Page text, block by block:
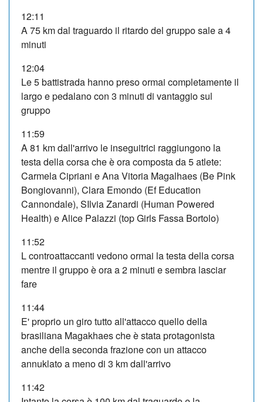
12:11
A 75 km dal traguardo il ritardo del gruppo sale a 4
minuti
12:04
Le 5 battistrada hanno preso ormai completamente il
largo e pedalano con 3 minuti di vantaggio sul
gruppo
11:59
A 81 km dall'arrivo le inseguitrici raggiungono la
testa della corsa che è ora composta da 5 atlete:
Carmela Cipriani e Ana Vitoria Magalhaes (Be Pink
Bongiovanni), Clara Emondo (Ef Education
Cannondale), SIlvia Zanardi (Human Powered
Health) e Alice Palazzi (top Girls Fassa Bortolo)
11:52
L controattaccanti vedono ormai la testa della corsa
mentre il gruppo è ora a 2 minuti e sembra lasciar
fare
11:44
E' proprio un giro tutto all'attacco quello della
brasiliana Magakhaes che è stata protagonista
anche della seconda frazione con un attacco
annuklato a meno di 3 km dall'arrivo
11:42